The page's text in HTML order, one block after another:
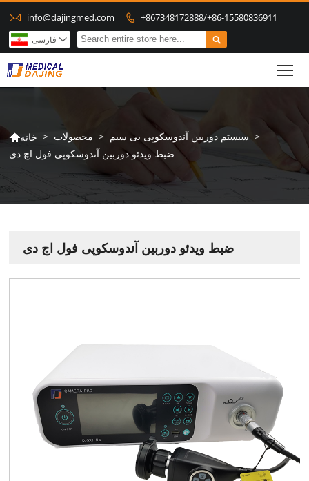
 info@dajingmed.com  +867348172888/+86-15580836911
 فارسی 
خانه > محصولات > سیستم دوربین آندوسکوپی بی سیم >
ضبط ویدئو دوربین آندوسکوپی فول اچ دی
ضبط ویدئو دوربین آندوسکوپی فول اچ دی